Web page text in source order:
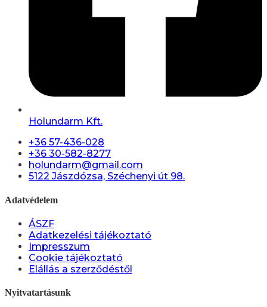
Holundarm Kft.
+36 57-436-028
+36 30-582-8277
holundarm@gmail.com
5122 Jászdózsa, Széchenyi út 98.
Adatvédelem
ÁSZF
Adatkezelési tájékoztató
Impresszum
Cookie tájékoztató
Elállás a szerződéstől
Nyitvatartásunk